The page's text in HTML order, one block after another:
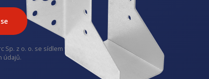
z o. o. se sídlem v
údajů.